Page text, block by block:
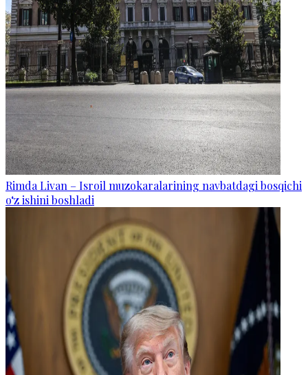
Rimda Livan – Isroil muzokaralarining navbatdagi bosqichi
o‘z ishini boshladi